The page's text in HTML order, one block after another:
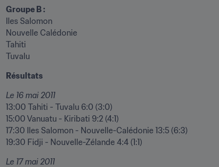
Groupe B :
Iles Salomon
Nouvelle Calédonie
Tahiti
Tuvalu
Résultats
Le 16 mai 2011
13:00 Tahiti - Tuvalu 6:0 (3:0)
15:00 Vanuatu - Kiribati 9:2 (4:1)
17:30 Iles Salomon - Nouvelle-Calédonie 13:5 (6:3)
19:30 Fidji - Nouvelle-Zélande 4:4 (1:1)
Le 17 mai 2011